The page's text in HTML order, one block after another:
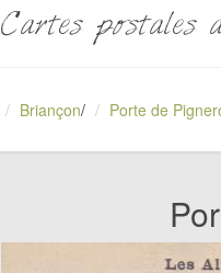
Cartes postales
Briançon/ Porte de